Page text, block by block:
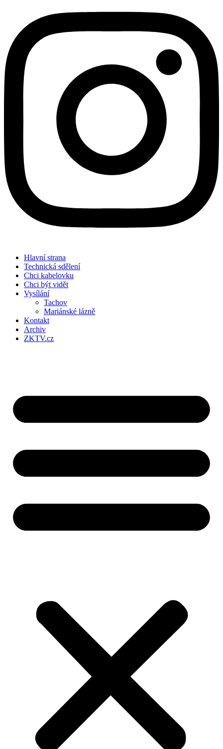
Hlavní strana
Technická sdělení
Chci kabelovku
Chci být vidět
Vysílání
Tachov
Mariánské lázně
Kontakt
Archiv
ZKTV.cz